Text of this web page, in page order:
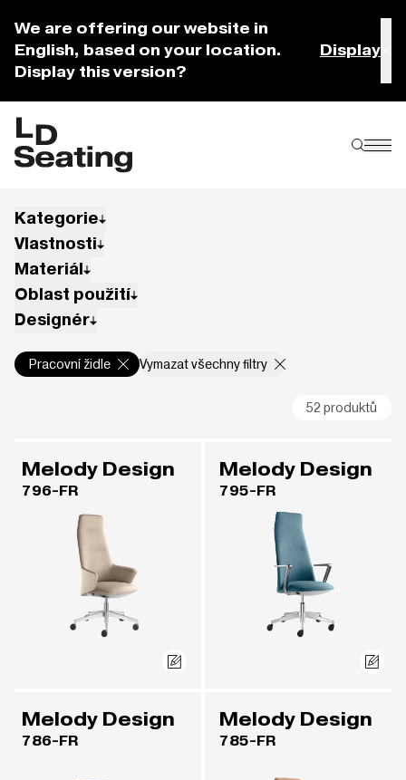
We are offering our website in
English, based on your location.
Display this version?
Display
Kategorie
Vlastnosti
Materiál
Oblast použití
Designér
Pracovní židle Vymazat všechny filtry
52 produktů
Melody Design
796-FR
Melody Design
795-FR
Melody Design
786-FR
Melody Design
785-FR